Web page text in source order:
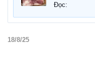
Đọc:
18/8/25